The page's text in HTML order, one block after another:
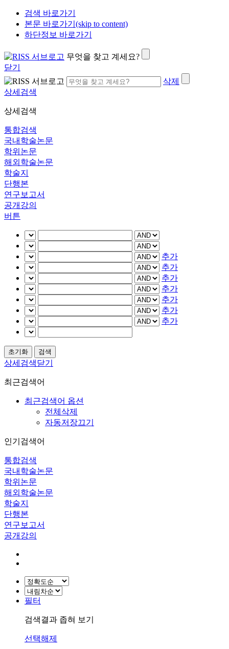
검색 바로가기
본문 바로가기(skip to content)
하단정보 바로가기
무엇을 찾고 계세요?
닫기
삭제
상세검색
상세검색
통합검색
국내학술논문
학위논문
해외학술논문
학술지
단행본
연구보고서
공개강의
버튼
추가
추가
추가
추가
추가
추가
추가
상세검색닫기
최근검색어
최근검색어 옵션
전체삭제
자동저장끄기
인기검색어
통합검색
국내학술논문
학위논문
해외학술논문
학술지
단행본
연구보고서
공개강의
필터
검색결과 좁혀 보기
선택해제